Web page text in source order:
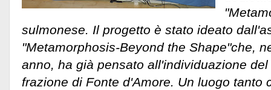
sulmonese. Il progetto è stato ideato
"Metamorphosis-Beyond the Shape"che,
anno, ha già pensato all'individuazione
frazione di Fonte d'Amore. Un luogo tanto